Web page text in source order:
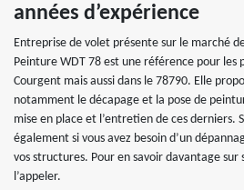
années d’expérience
Entreprise de volet présente sur le marché
Peinture WDT 78 est une référence pour les
Courgent mais aussi dans le 78790. Elle
notamment le décapage et la pose de
mise en place et l’entretien de ces derniers.
également si vous avez besoin d’un
vos structures. Pour en savoir davantage sur
l’appeler.